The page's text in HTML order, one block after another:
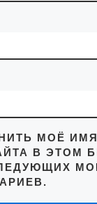
МОЁ ИМЯ,
В ЭТОМ